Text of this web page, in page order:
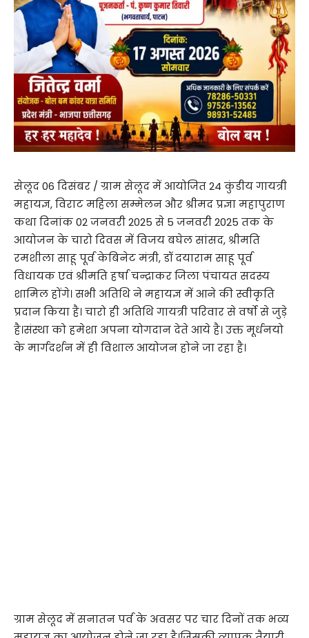
सेलूद 06 दिसंबर / ग्राम सेलूद में आयोजित 24 कुंडीय गायत्री
महायज्ञ, विराट महिला सम्मेलन और श्रीमद प्रज्ञा महापुराण
कथा दिनांक 02 जनवरी 2025 से 5 जनवरी 2025 तक के
आयोजन के चारो दिवस में विजय बघेल सांसद, श्रीमति
रमशीला साहू पूर्व केबिनेट मंत्री, डॉ दयाराम साहू पूर्व
विधायक एवं श्रीमति हर्षा चन्द्राकर जिला पंचायत सदस्य
शामिल होंगे। सभी अतिथि ने महायज्ञ में आने की स्वीकृति
प्रदान किया है। चारो ही अतिथि गायत्री परिवार से वर्षो से जुड़े
है।संस्था को हमेशा अपना योगदान देते आये है। उक्त मूर्धनयो
के मार्गदर्शन में ही विशाल आयोजन होने जा रहा है।
ग्राम सेलूद में सनातन पर्व के अवसर पर चार दिनों तक भव्य